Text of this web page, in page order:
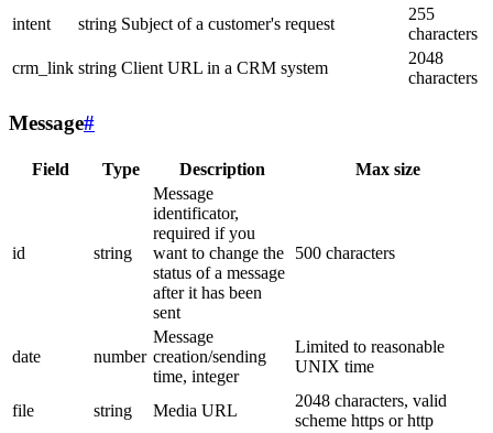
intent
string Subject of a customer's request
255
characters
crm_link string Client URL in a CRM system
2048
characters
Message#
Field Type Description Max size
id string
Message
identificator,
required if you
want to change the
status of a message
after it has been
sent
500 characters
date number
Message
creation/sending
time, integer
Limited to reasonable
UNIX time
file string Media URL
2048 characters, valid
scheme https or http